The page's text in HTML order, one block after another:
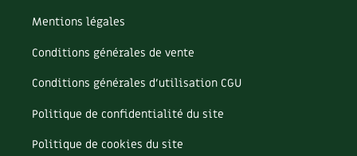
Mentions légales
Conditions générales de vente
Conditions générales d’utilisation CGU
Politique de confidentialité du site
Politique de cookies du site